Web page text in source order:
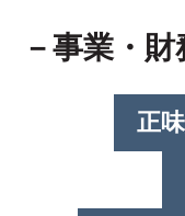
－事業・
正